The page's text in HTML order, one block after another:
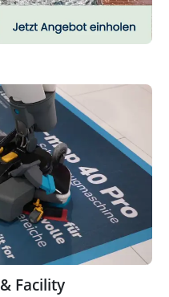
Facility